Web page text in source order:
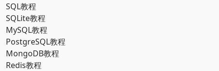
SQL教程
SQLite教程
MySQL教程
PostgreSQL教程
MongoDB教程
Redis教程